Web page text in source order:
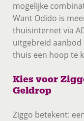
mogelijke
Want Odido is
thuisinternet via
uitgebreid aanbod
thuis een hoop te
Kies voor
Geldrop
Ziggo betekent: